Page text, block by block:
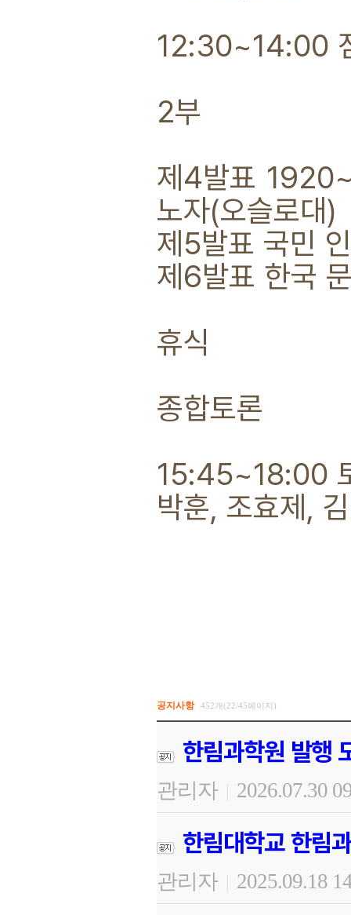
12:30~14:00
2부
제4발표
노자(오슬로대)
제5발표 국민
제6발표 한국
휴식
종합토론
15:45~18:00
박훈, 조효제,
공지사항 452개(22/45페이지)
한림과학원 발행
관리자 | 2026.07.30
한림대학교 한림
관리자 | 2025.09.18